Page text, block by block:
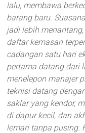
lalu, membawa
barang baru.
jadi lebih
daftar kemasan
cadangan satu hari
pertama datang dari
menelepon manajer
teknisi datang
saklar yang kendor,
di dapur kecil, dan
lemari tanpa pusing.